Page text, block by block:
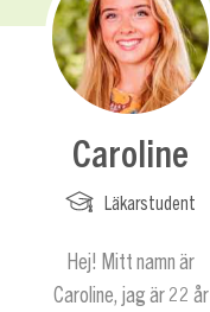
Caroline
Läkarstudent
Hej! Mitt namn är
Caroline, jag är 22 år